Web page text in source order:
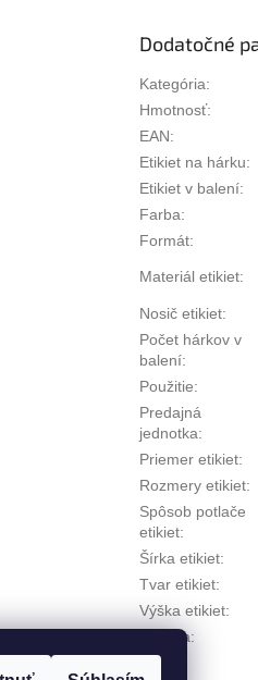
Dodatočné
Kategória:
Hmotnosť:
EAN:
Etikiet na hárku:
Etikiet v balení:
Farba:
Formát:
Materiál etikiet:
Nosič etikiet:
Počet hárkov v
balení:
Použitie:
Predajná
jednotka:
Priemer etikiet:
Rozmery etikiet:
Spôsob potlače
etikiet:
Šírka etikiet:
Tvar etikiet:
Výška etikiet:
Značka: